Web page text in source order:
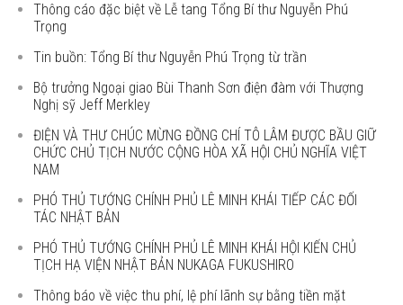
Thông cáo đặc biệt về Lễ tang Tổng Bí thư Nguyễn Phú
Trọng
Tin buồn: Tổng Bí thư Nguyễn Phú Trọng từ trần
Bộ trưởng Ngoại giao Bùi Thanh Sơn điện đàm với Thượng
Nghị sỹ Jeff Merkley
ĐIỆN VÀ THƯ CHÚC MỪNG ĐỒNG CHÍ TÔ LÂM ĐƯỢC BẦU GIỮ
CHỨC CHỦ TỊCH NƯỚC CỘNG HÒA XÃ HỘI CHỦ NGHĨA VIỆT
NAM
PHÓ THỦ TƯỚNG CHÍNH PHỦ LÊ MINH KHÁI TIẾP CÁC ĐỐI
TÁC NHẬT BẢN
PHÓ THỦ TƯỚNG CHÍNH PHỦ LÊ MINH KHÁI HỘI KIẾN CHỦ
TỊCH HẠ VIỆN NHẬT BẢN NUKAGA FUKUSHIRO
Thông báo về việc thu phí, lệ phí lãnh sự bằng tiền mặt